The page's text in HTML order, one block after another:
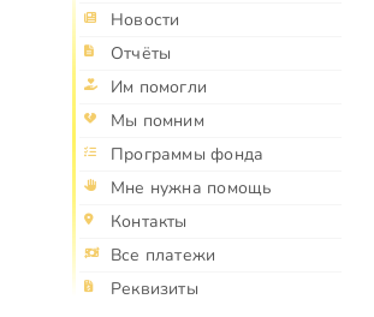
Новости
Отчёты
Им помогли
Мы помним
Программы фонда
Мне нужна помощь
Контакты
Все платежи
Реквизиты